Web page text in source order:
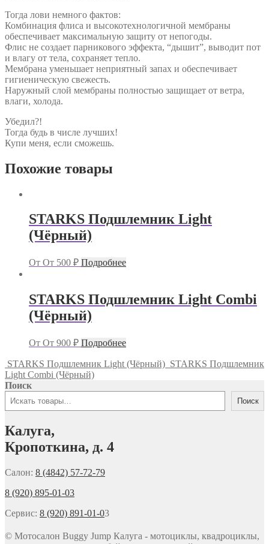
Тогда лови немного фактов:
Комбинация флиса и высокотехнологичной мембраны
обеспечивает максимальную защиту от непогоды.
Флис не создает парникового эффекта, “дышит”, выводит пот
и влагу от тела, сохраняет тепло.
Мембрана уменьшает неприятный запах и обеспечивает
гигиеническую свежесть.
Наружный слой мембраны полностью защищает от ветра,
влаги, холода.
Убедил?!
Тогда будь в числе лучших!
Купи меня, если сможешь.
Похожие товары
STARKS Подшлемник Light
(Чёрный)
От От 500 ₽ Подробнее
STARKS Подшлемник Light Combi
(Чёрный)
От От 900 ₽ Подробнее
STARKS Подшлемник Light (Чёрный) STARKS Подшлемник
Light Combi (Чёрный)
Поиск
Поиск
Калуга,
Кропоткина, д. 4
Салон: 8 (4842) 57-72-79
8 (920) 895-01-03
Сервис: 8 (920) 891-01-03
© Мотосалон Buggy Jump Калуга - мотоциклы, квадроциклы,